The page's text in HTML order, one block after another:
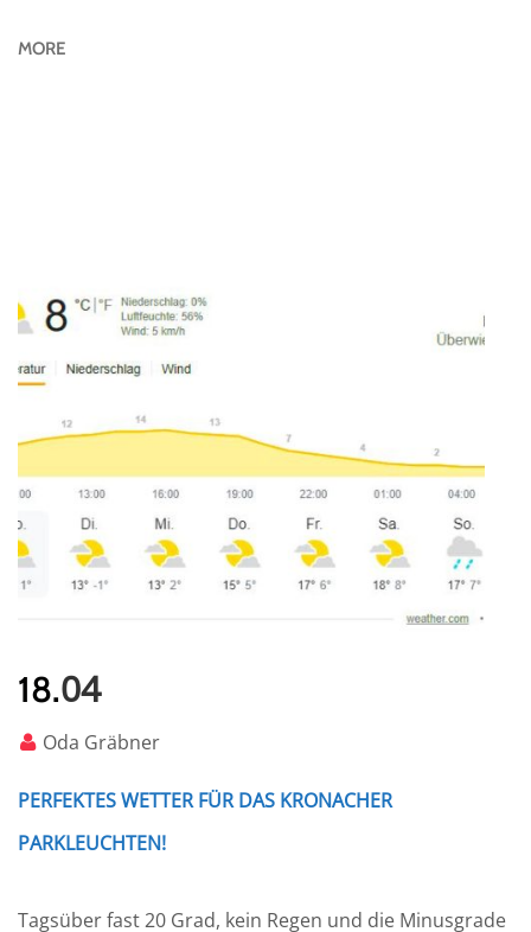
MORE
18.04
Oda Gräbner
PERFEKTES WETTER FÜR DAS KRONACHER
PARKLEUCHTEN!
Tagsüber fast 20 Grad, kein Regen und die Minusgrade